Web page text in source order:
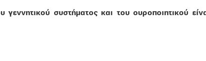
γεννητικού συστήματος και του ουροποιητικού